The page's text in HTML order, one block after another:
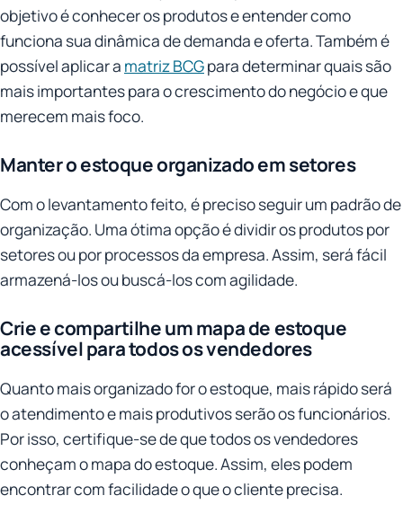
objetivo é conhecer os produtos e entender como
funciona sua dinâmica de demanda e oferta. Também é
possível aplicar a matriz BCGpara determinar quais são
mais importantes para o crescimento do negócio e que
merecem mais foco.
Manter o estoque organizado em setores
Com o levantamento feito, é preciso seguir um padrão de
organização. Uma ótima opção é dividir os produtos por
setores ou por processos da empresa. Assim, será fácil
armazená-los ou buscá-los com agilidade.
Crie e compartilhe um mapa de estoque
acessível para todos os vendedores
Quanto mais organizado for o estoque, mais rápido será
o atendimento e mais produtivos serão os funcionários.
Por isso, certifique-se de que todos os vendedores
conheçam o mapa do estoque. Assim, eles podem
encontrar com facilidade o que o cliente precisa.